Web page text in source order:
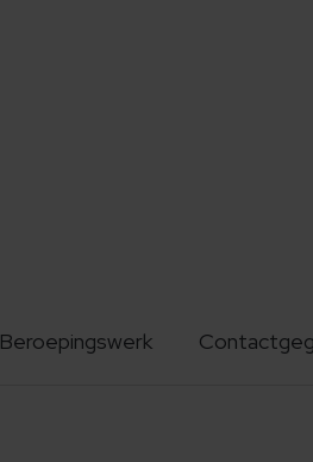
Beroepingswerk